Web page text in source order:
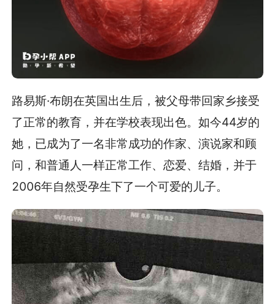
路易斯·布朗在英国出生后，被父母带回家乡接受
了正常的教育，并在学校表现出色。如今44岁的
她，已成为了一名非常成功的作家、演说家和顾
问，和普通人一样正常工作、恋爱、结婚，并于
2006年自然受孕生下了一个可爱的儿子。